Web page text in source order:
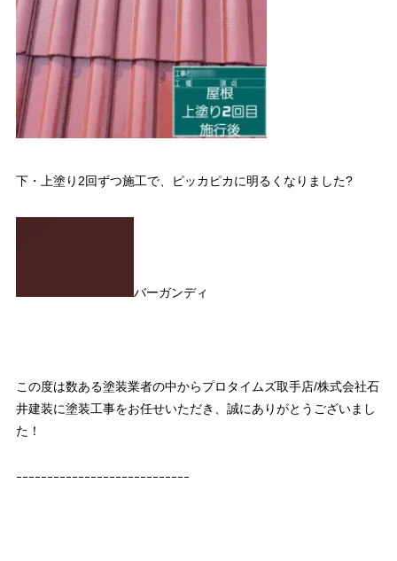
下・上塗り2回ずつ施工で、ピッカピカに明るくなりました?
バーガンディ
この度は数ある塗装業者の中からプロタイムズ取手店/株式会社石
井建装に塗装工事をお任せいただき、誠にありがとうございまし
た！
ｰｰｰｰｰｰｰｰｰｰｰｰｰｰｰｰｰｰｰｰｰｰｰｰｰｰｰｰ